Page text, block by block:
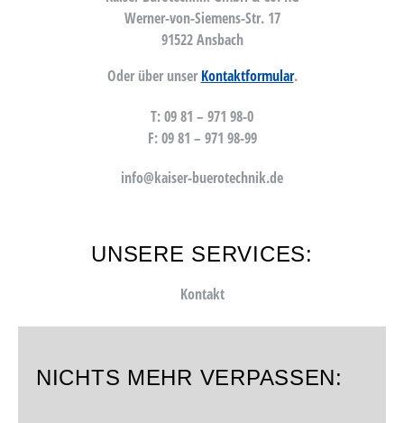
Werner-von-Siemens-Str. 17
91522 Ansbach
Oder über unserKontaktformular.
T: 09 81 – 971 98-0
F: 09 81 – 971 98-99
info@kaiser-buerotechnik.de
UNSERE SERVICES:
Kontakt
NICHTS MEHR VERPASSEN: